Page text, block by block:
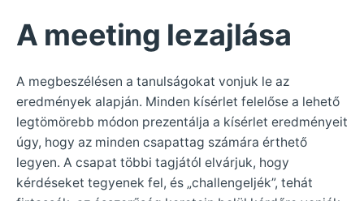
A meeting lezajlása
A megbeszélésen a tanulságokat vonjuk le az
eredmények alapján. Minden kísérlet felelőse a lehető
legtömörebb módon prezentálja a kísérlet eredményeit
úgy, hogy az minden csapattag számára érthető
legyen. A csapat többi tagjától elvárjuk, hogy
kérdéseket tegyenek fel, és „challengeljék”, tehát